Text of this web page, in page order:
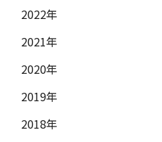
2022年
2021年
2020年
2019年
2018年